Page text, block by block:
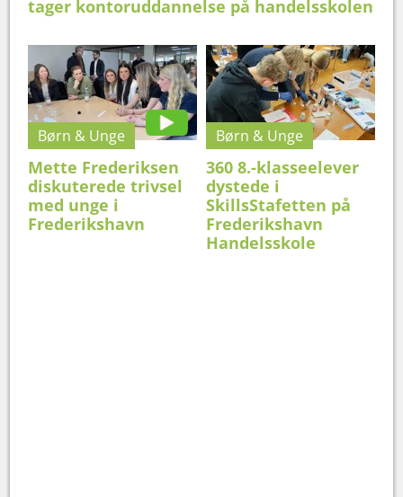
tager kontoruddannelse på handelsskolen
Børn & Unge
Mette Frederiksen
diskuterede trivsel
med unge i
Frederikshavn
Børn & Unge
360 8.-klasseelever
dystede i
SkillsStafetten på
Frederikshavn
Handelsskole